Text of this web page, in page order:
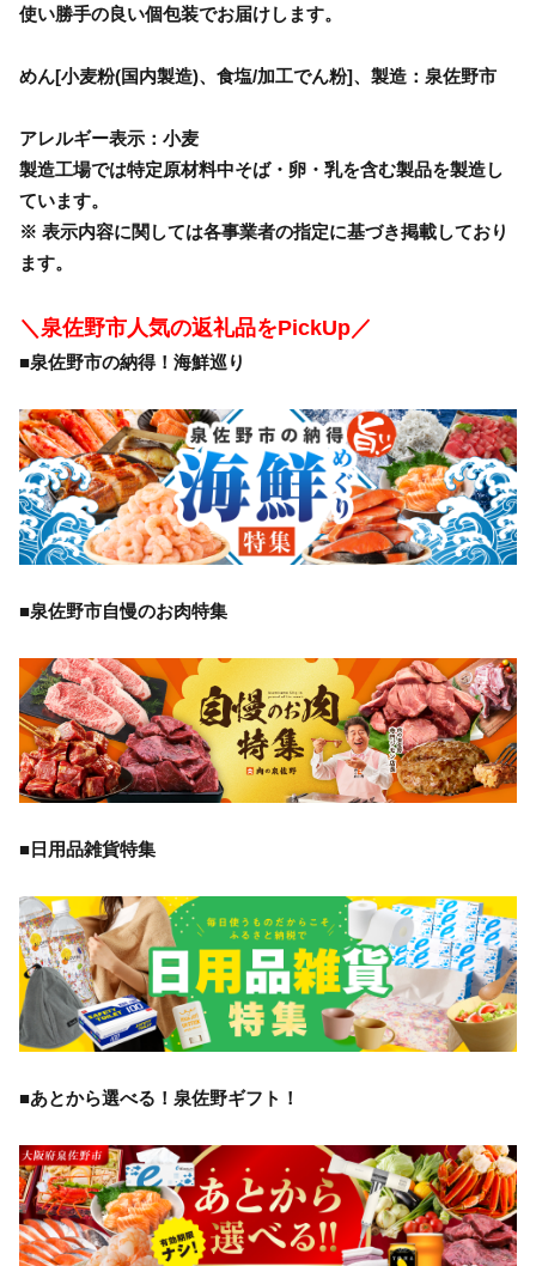
使い勝手の良い個包装でお届けします。
めん[小麦粉(国内製造)、食塩/加工でん粉]、製造：泉佐野市
アレルギー表示：小麦
製造工場では特定原材料中そば・卵・乳を含む製品を製造し
ています。
※ 表示内容に関しては各事業者の指定に基づき掲載しており
ます。
＼泉佐野市人気の返礼品をPickUp／
■泉佐野市の納得！海鮮巡り
■泉佐野市自慢のお肉特集
■日用品雑貨特集
■あとから選べる！泉佐野ギフト！